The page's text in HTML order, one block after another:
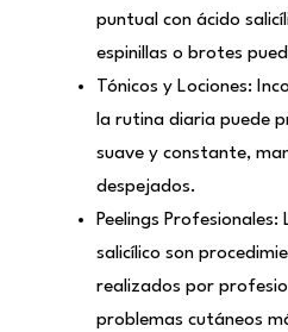
puntual con ácido
espinillas o brotes
Tónicos y Lociones:
la rutina diaria puede
suave y constante,
despejados.
Peelings Profesionales:
salicílico son
realizados por
problemas cutáneos